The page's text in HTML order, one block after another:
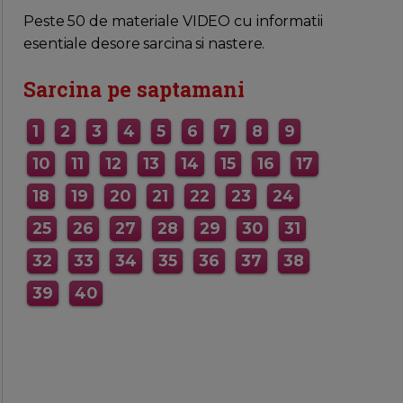
Peste 50 de materiale VIDEO cu informatii
esentiale desore sarcina si nastere.
Sarcina pe saptamani
1 2 3 4 5 6 7 8
9
10
11 12 13 14 15 16
17
18
19 20 21 22 23
24
25
26 27 28 29 30
31
32
33 34 35 36 37
38
39
40